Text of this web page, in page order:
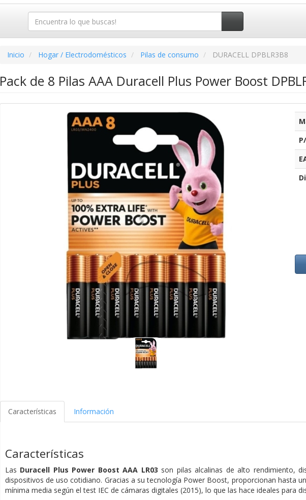
Inicio Hogar / Electrodomésticos Pilas de consumo DURACELL DPBLR3B8
Pack de 8 Pilas AAA Duracell Plus Power Boost
Características Información
Características
Las Duracell Plus Power Boost AAA LR03 son pilas alcalinas de alto rendimiento,
dispositivos de uso cotidiano. Gracias a su tecnología Power Boost, proporcionan hasta
mínima media según el test IEC de cámaras digitales (2015), lo que las hace ideales para